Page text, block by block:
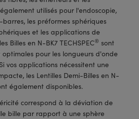
Directe
utilisés pour l'endoscopie,
les préformes sphériques
et les applications de
Billes en N-BK7 TECHSPEC® sont
pour les longueurs d'onde
vos applications nécessitent une
les Lentilles Demi-Billes en N-
également disponibles.
correspond à la déviation de
bille par rapport à une sphère